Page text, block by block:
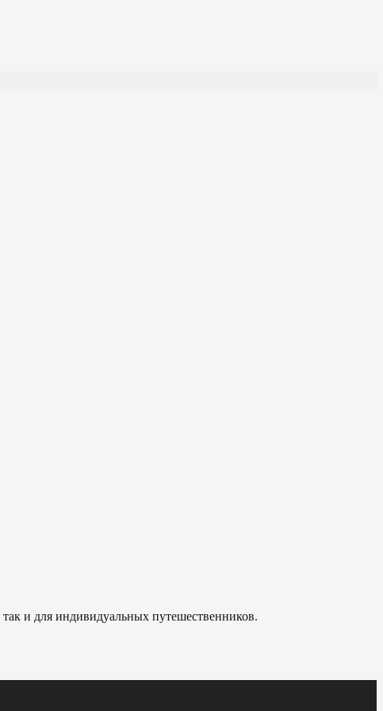
и для индивидуальных путешественников.